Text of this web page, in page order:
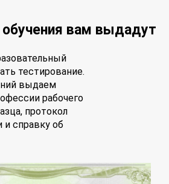
обучения вам выдадут
тестирование.
выдаем
рабочего
протокол
и справку об